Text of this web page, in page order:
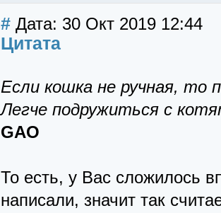
# Дата: 30 Окт 2019 12:44
Цитата
Если кошка не ручная, то
Легче подружиться с
GAO
То есть, у Вас сложилось
написали, значит так